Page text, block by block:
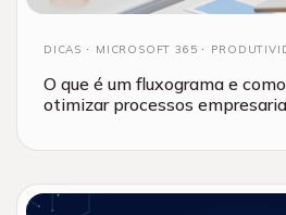
DICAS MICROSOFT 365
O que é um fluxograma e
otimizar processos